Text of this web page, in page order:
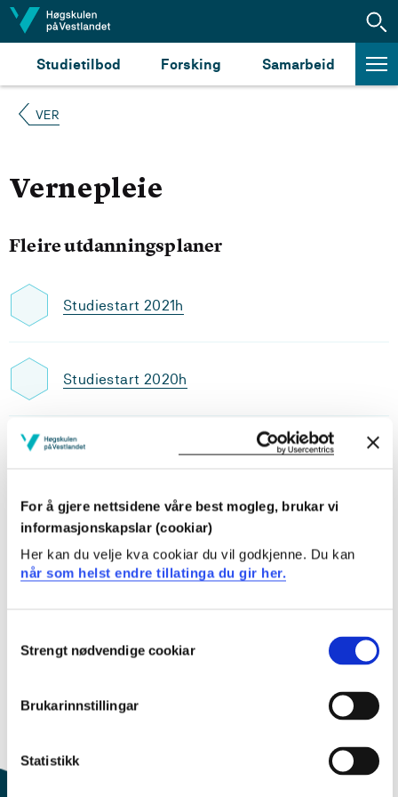
For å gjere nettsidene våre best mogleg, brukar vi
informasjonskapslar (cookiar)
Her kan du velje kva cookiar du vil godkjenne. Du kan
når som helst endre tillatinga du gir her.
Selection
Strengt nødvendige cookiar
Brukarinnstillingar
Statistikk
Hopp til innhald
Studietilbod Forsking Samarbeid
VER
Vernepleie
Fleire utdanningsplaner
Studiestart 2021h
Studiestart 2020h
Studiestart 2019h
Studiestart 2018h
Oversikt